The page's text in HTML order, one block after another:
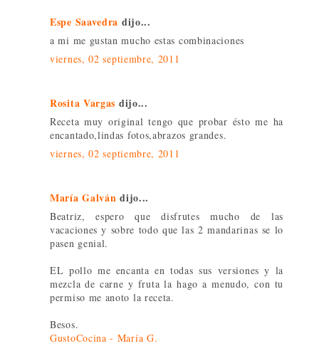
Espe Saavedra dijo...
a mi me gustan mucho estas combinaciones
viernes, 02 septiembre, 2011
Rosita Vargas dijo...
Receta muy original tengo que probar ésto me ha
encantado,lindas fotos,abrazos grandes.
viernes, 02 septiembre, 2011
María Galván dijo...
Beatriz, espero que disfrutes mucho de las
vacaciones y sobre todo que las 2 mandarinas se lo
pasen genial.
EL pollo me encanta en todas sus versiones y la
mezcla de carne y fruta la hago a menudo, con tu
permiso me anoto la receta.
Besos.
GustoCocina - María G.